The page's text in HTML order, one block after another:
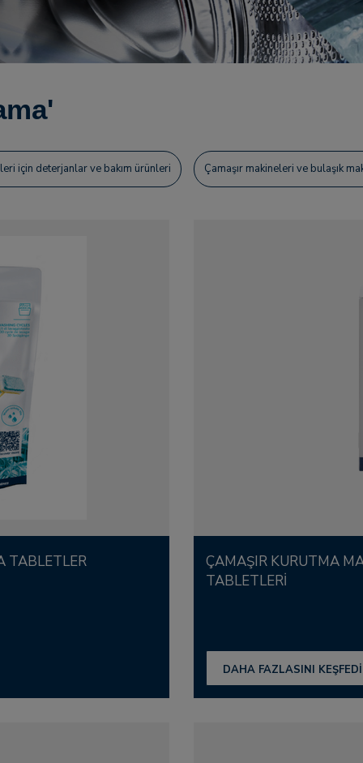
için deterjanlar ve bakım ürünleri Çamaşır makineleri ve bulaşık
TABLETLER
ÇAMAŞIR KURUTMA MAKINESI IÇIN PARFÜM
TABLETLERI
DAHA FAZLASINI